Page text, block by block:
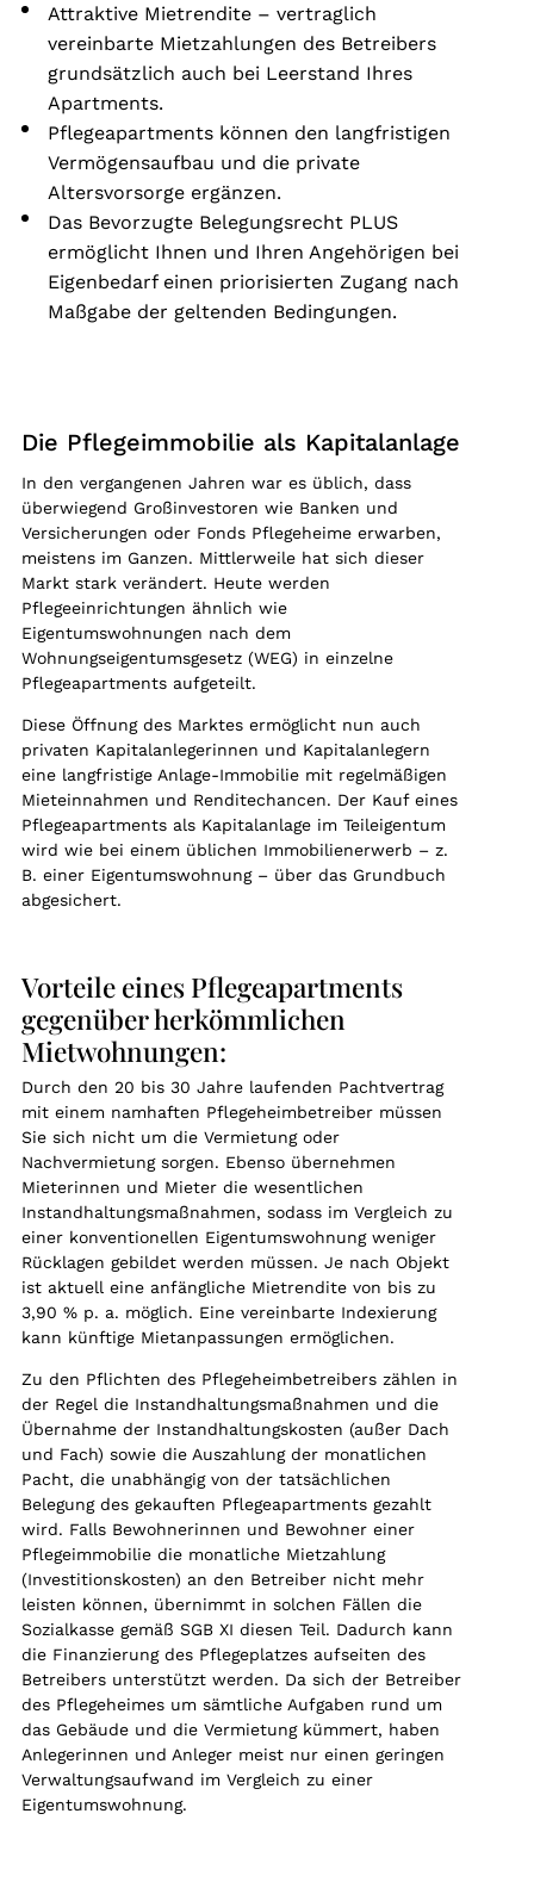
Attraktive Mietrendite – vertraglich
vereinbarte Mietzahlungen des Betreibers
grundsätzlich auch bei Leerstand Ihres
Apartments.
Pflegeapartments können den langfristigen
Vermögensaufbau und die private
Altersvorsorge ergänzen.
Das Bevorzugte Belegungsrecht PLUS
ermöglicht Ihnen und Ihren Angehörigen bei
Eigenbedarf einen priorisierten Zugang nach
Maßgabe der geltenden Bedingungen.
Die Pflegeimmobilie als Kapitalanlage
In den vergangenen Jahren war es üblich, dass
überwiegend Großinvestoren wie Banken und
Versicherungen oder Fonds Pflegeheime erwarben,
meistens im Ganzen. Mittlerweile hat sich dieser
Markt stark verändert. Heute werden
Pflegeeinrichtungen ähnlich wie
Eigentumswohnungen nach dem
Wohnungseigentumsgesetz (WEG) in einzelne
Pflegeapartments aufgeteilt.
Diese Öffnung des Marktes ermöglicht nun auch
privaten Kapitalanlegerinnen und Kapitalanlegern
eine langfristige Anlage-Immobilie mit regelmäßigen
Mieteinnahmen und Renditechancen. Der Kauf eines
Pflegeapartments als Kapitalanlage im Teileigentum
wird wie bei einem üblichen Immobilienerwerb – z.
B. einer Eigentumswohnung – über das Grundbuch
abgesichert.
Vorteile eines Pflegeapartments
gegenüber herkömmlichen
Mietwohnungen:
Durch den 20 bis 30 Jahre laufenden Pachtvertrag
mit einem namhaften Pflegeheimbetreiber müssen
Sie sich nicht um die Vermietung oder
Nachvermietung sorgen. Ebenso übernehmen
Mieterinnen und Mieter die wesentlichen
Instandhaltungsmaßnahmen, sodass im Vergleich zu
einer konventionellen Eigentumswohnung weniger
Rücklagen gebildet werden müssen. Je nach Objekt
ist aktuell eine anfängliche Mietrendite von bis zu
3,90 % p. a. möglich. Eine vereinbarte Indexierung
kann künftige Mietanpassungen ermöglichen.
Zu den Pflichten des Pflegeheimbetreibers zählen in
der Regel die Instandhaltungsmaßnahmen und die
Übernahme der Instandhaltungskosten (außer Dach
und Fach) sowie die Auszahlung der monatlichen
Pacht, die unabhängig von der tatsächlichen
Belegung des gekauften Pflegeapartments gezahlt
wird. Falls Bewohnerinnen und Bewohner einer
Pflegeimmobilie die monatliche Mietzahlung
(Investitionskosten) an den Betreiber nicht mehr
leisten können, übernimmt in solchen Fällen die
Sozialkasse gemäß SGB XI diesen Teil. Dadurch kann
die Finanzierung des Pflegeplatzes aufseiten des
Betreibers unterstützt werden. Da sich der Betreiber
des Pflegeheimes um sämtliche Aufgaben rund um
das Gebäude und die Vermietung kümmert, haben
Anlegerinnen und Anleger meist nur einen geringen
Verwaltungsaufwand im Vergleich zu einer
Eigentumswohnung.